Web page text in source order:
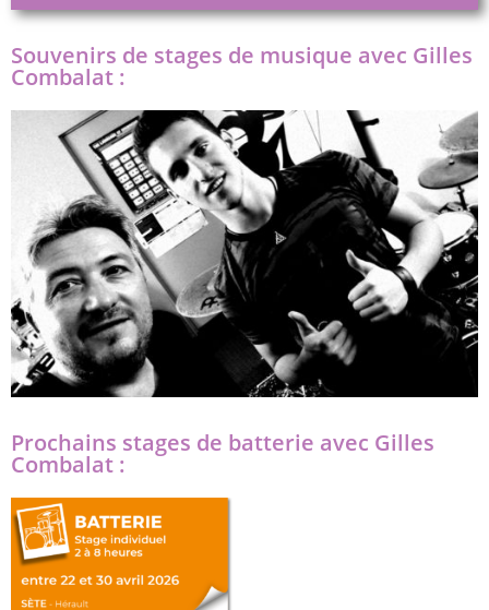
Souvenirs de stages de musique avec Gilles
Combalat :
Prochains stages de batterie avec Gilles
Combalat :